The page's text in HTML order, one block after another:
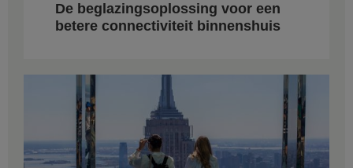
De beglazingsoplossing voor een
betere connectiviteit binnenshuis